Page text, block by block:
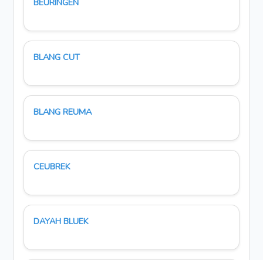
BEURINGEN
BLANG CUT
BLANG REUMA
CEUBREK
DAYAH BLUEK